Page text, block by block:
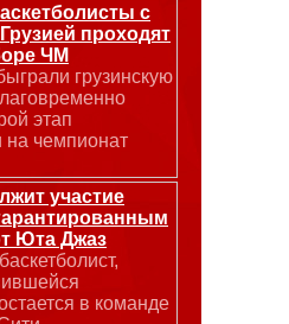
с
проходят
ЧМ
грузинскую
этап
на чемпионат
участие
Юта Джаз
в команде